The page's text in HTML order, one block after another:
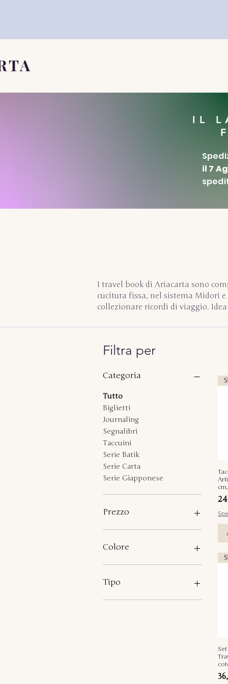
IL
il 7
I travel book di Ariacarta sono
cucitura fissa, nel sistema Midori
collezionare ricordi di viaggio.
Filtra per
Categoria
Tutto
Biglietti
Journaling
Segnalibri
Taccuini
Serie Batik
Serie Carta
Serie Giapponese
Prezzo
2 €
Colore
2
Tipo